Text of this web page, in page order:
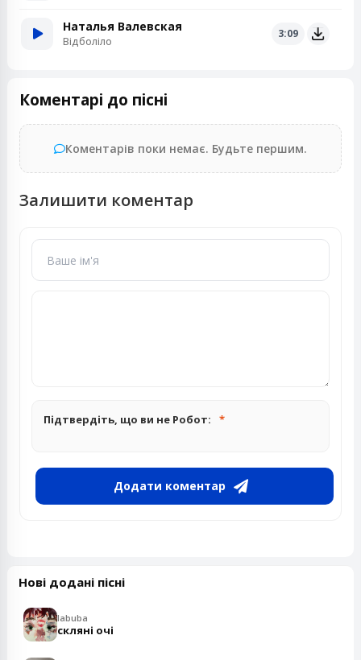
Наталья Валевская
Відболіло
3:09
Коментарі до пісні
Коментарів поки немає. Будьте першим.
Залишити коментар
Підтвердіть, що ви не Робот:
Додати коментар
Нові додані пісні
labuba
скляні очі